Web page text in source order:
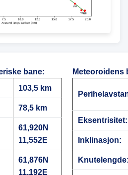
bane:
103,5 km
78,5 km
61,920N
11,552E
61,876N
11,192E
Meteoroidens
Eksentrisitet:
Inklinasjon: